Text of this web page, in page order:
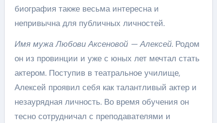
биография также весьма интересна и
непривычна для публичных личностей.
Имя мужа Любови Аксеновой — Алексей.Родом
он из провинции и уже с юных лет мечтал стать
актером. Поступив в театральное училище,
Алексей проявил себя как талантливый актер и
незаурядная личность. Во время обучения он
тесно сотрудничал с преподавателями и